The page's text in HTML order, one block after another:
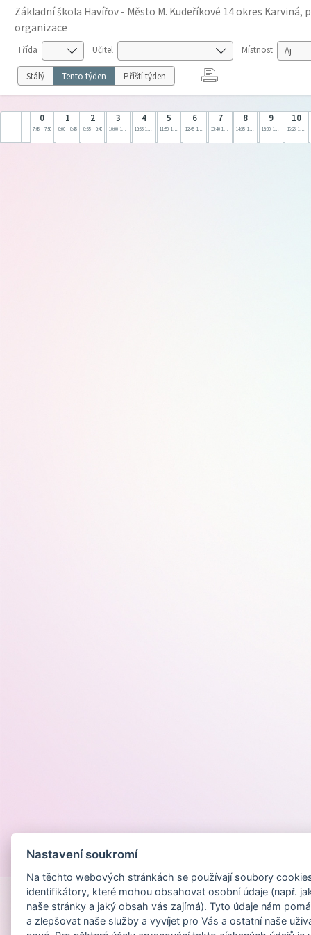
Základní škola Havířov - Město M. Kudeříkové 14 okres Karviná,
organizace
Třída Učitel Místnost
Stálý Tento týden Příští týden
0
7:05 7:50
1
8:00 8:45
2
8:55 9:40
3
10:00 10:45
4
10:55 11:40
5
11:50 12:35
6
12:45 13:30
7
13:40 14:25
8
14:35 15:20
9
15:30 16:15
10
16:25 17:10
Nastavení soukromí
Na těchto webových stránkách se používají soubory
identifikátory, které mohou obsahovat osobní údaje (např.
naše stránky a jaký obsah vás zajímá). Tyto údaje nám
a zlepšovat naše služby a vyvíjet pro Vás a ostatní naše